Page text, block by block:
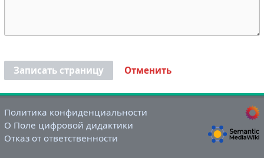
Записать страницу Отменить
Политика конфиденциальности
О Поле цифровой дидактики
Отказ от ответственности